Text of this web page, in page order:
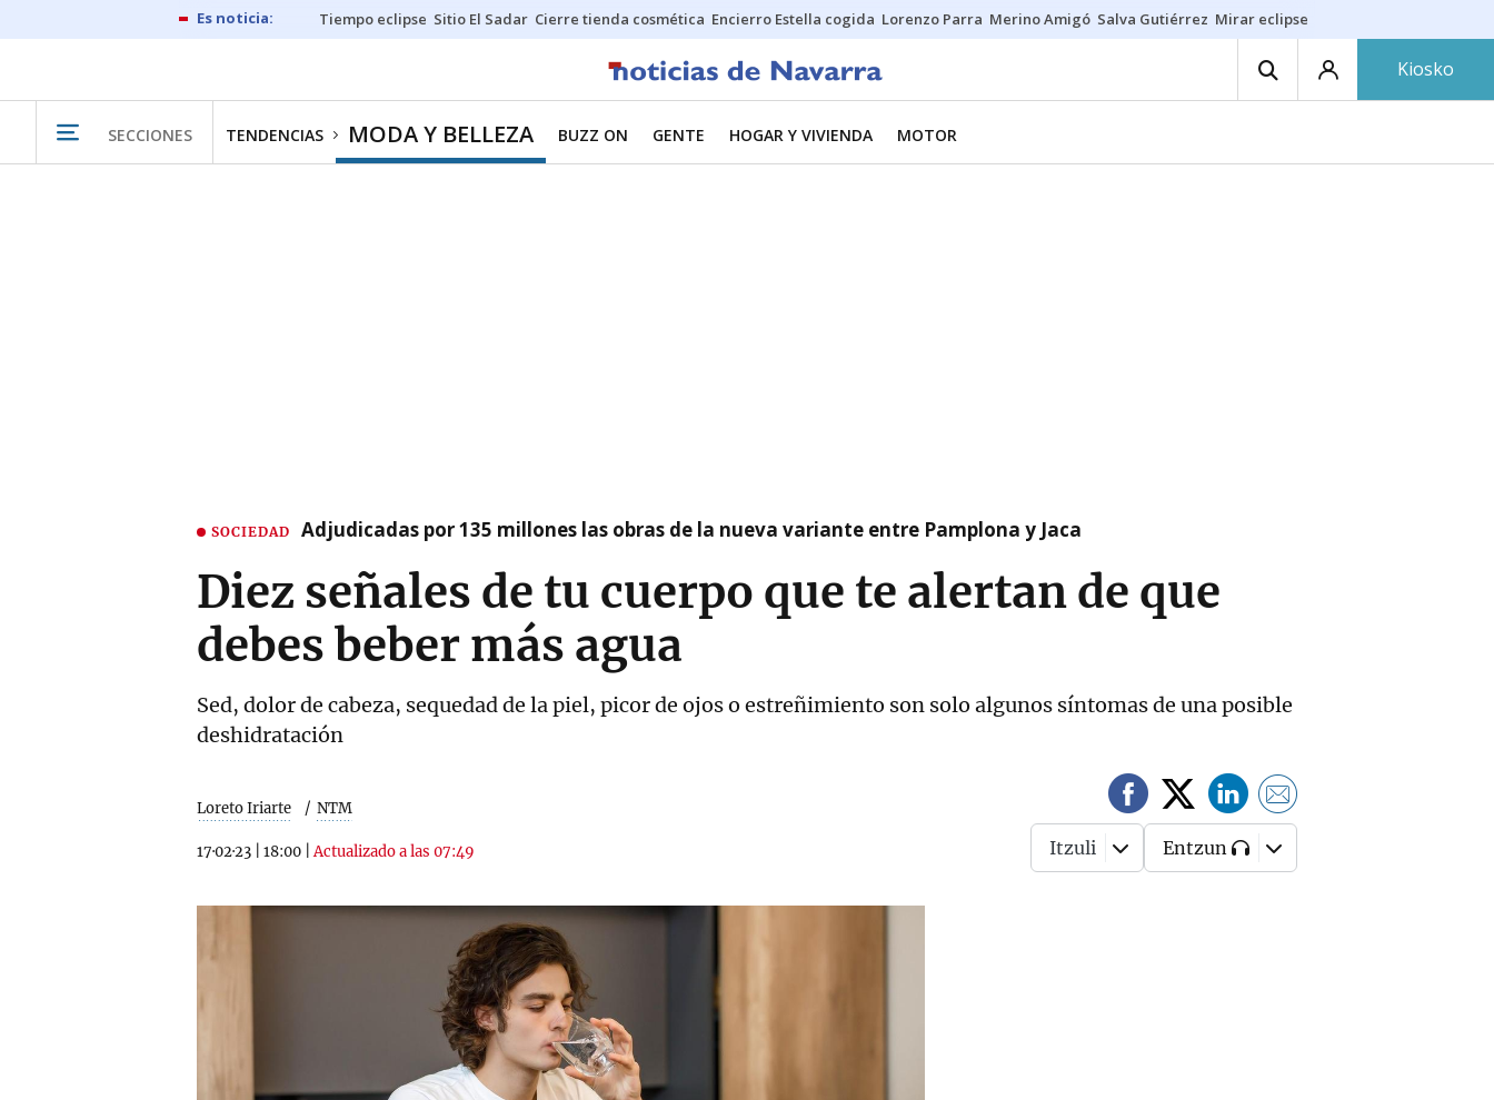
Tiempo eclipse Sitio El Sadar Cierre tienda cosmética Encierro Estella cogida Lorenzo Parra Merino Amigó Salva Gutiérrez Mirar eclipse
Kiosko
SECCIONES TENDENCIAS MODA Y BELLEZA BUZZ ON GENTE HOGAR Y VIVIENDA MOTOR
SOCIEDAD Adjudicadas por 135 millones las obras de la nueva variante entre Pamplona y Jaca
Diez señales de tu cuerpo que te alertan de que
debes beber más agua
Sed, dolor de cabeza, sequedad de la piel, picor de ojos o estreñimiento son solo algunos síntomas de una posible
deshidratación
Loreto Iriarte NTM
17·02·23 18:00 |Actualizado a las 07:49 Itzuli Entzun